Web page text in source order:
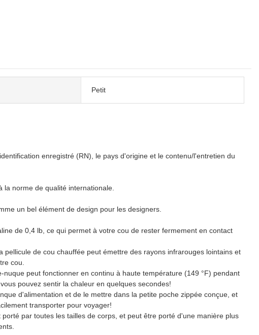
Petit
enregistré (RN), le pays d'origine et le contenu/l'entretien du
norme de qualité internationale.
un bel élément de design pour les designers.
de 0,4 lb, ce qui permet à votre cou de rester fermement en contact
de cou chauffée peut émettre des rayons infrarouges lointains et
cou.
peut fonctionner en continu à haute température (149 °F) pendant
pouvez sentir la chaleur en quelques secondes!
d'alimentation et de le mettre dans la petite poche zippée conçue, et
transporter pour voyager!
par toutes les tailles de corps, et peut être porté d'une manière plus